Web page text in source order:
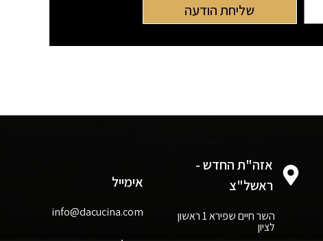
שליחת הודעה
אזה"ת החדש -
ראשל"צ
השר חיים שפירא 1 ראשון
לציון
אימייל
info@dacucina.com